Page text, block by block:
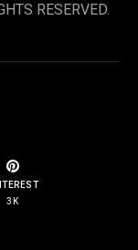
RESERVED.
3K